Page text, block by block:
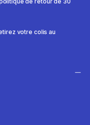
votre colis au